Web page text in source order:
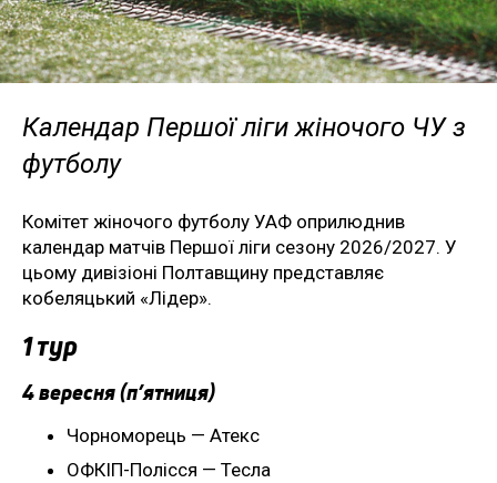
Календар Першої ліги жіночого ЧУ з
футболу
Комітет жіночого футболу УАФ оприлюднив
календар матчів Першої ліги сезону 2026/2027. У
цьому дивізіоні Полтавщину представляє
кобеляцький «Лідер».
1 тур
4 вересня (п’ятниця)
Чорноморець — Атекс
ОФКІП-Полісся — Тесла